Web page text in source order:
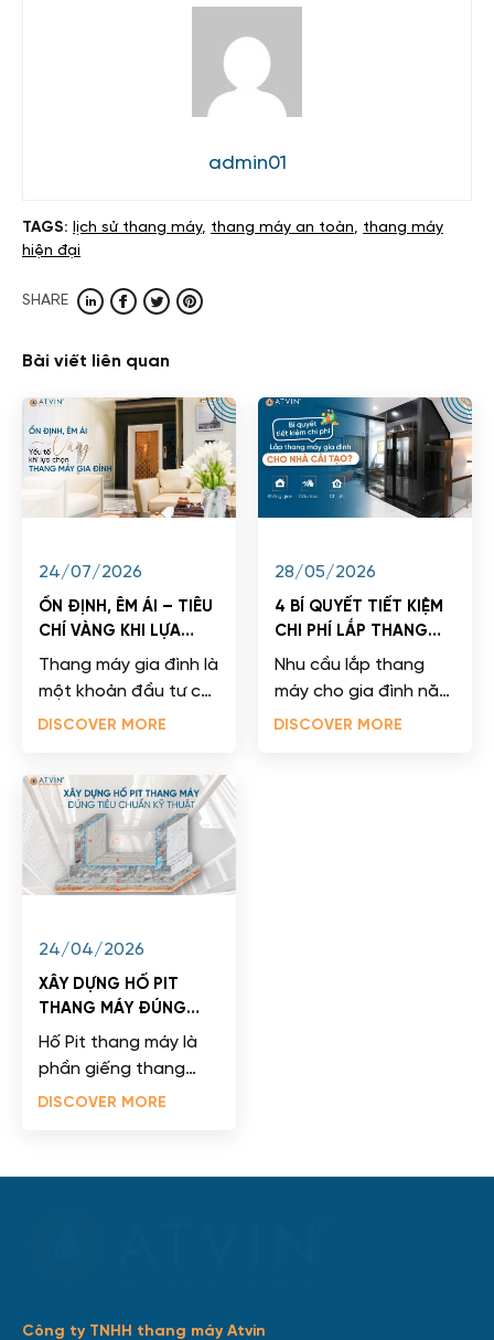
admin01
TAGS: lịch sử thang máy, thang máy an toàn
thang máy
hiện đại
SHARE
Bài viết liên quan
24/07/2026
ỔN ĐỊNH, ÊM ÁI – TIÊU
CHÍ VÀNG KHI LỰA
CHỌN THANG MÁY GIA
Thang máy gia đình là
một khoản đầu tư có
giá trị cao và thường
từ 15-20...
DISCOVER MORE
28/05/2026
4 BÍ QUYẾT TIẾT KIỆM
CHI PHÍ LẮP THANG
MÁY CHO NHÀ CẢI
Nhu cầu lắp thang
máy cho gia đình năm
2026 đang bùng nổ
DISCOVER MORE
24/04/2026
XÂY DỰNG HỐ PIT
THANG MÁY ĐÚNG
TIÊU CHUẨN KỸ THUẬT
Hố Pit thang máy là
phần giếng thang
nằm phía dưới mặt
thiết kế âm...
DISCOVER MORE
Công ty TNHH thang máy Atvin